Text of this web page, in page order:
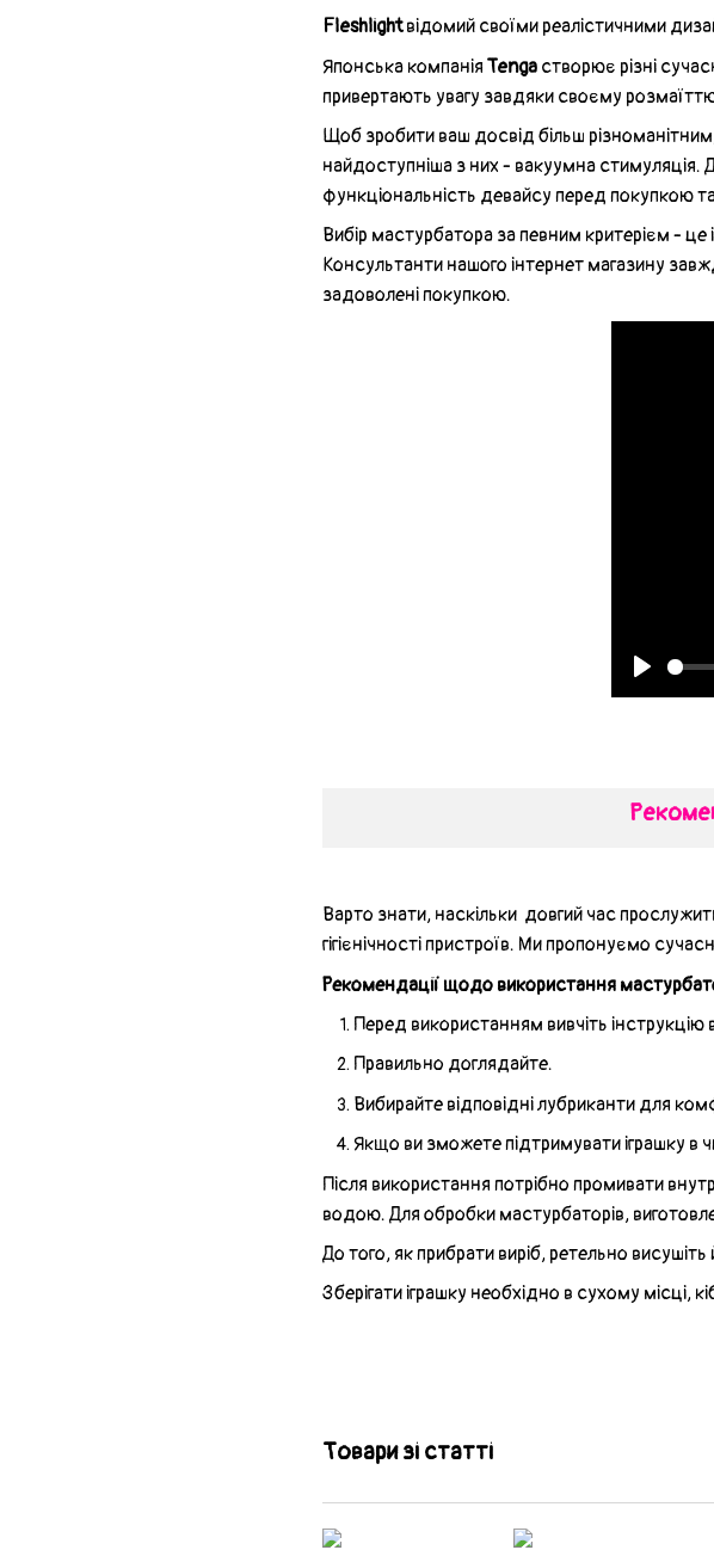
Fleshlightвідомий своїми реалістичними
Японська компанія Tenga створює різні
привертають увагу завдяки своєму
Щоб зробити ваш досвід більш
найдоступніша з них - вакуумна стимуляція.
функціональність девайсу перед покупкою
Вибір мастурбатора за певним критерієм -
Консультанти нашого інтернет магазину
задоволені покупкою.
Варто знати, наскільки довгий час
гігієнічності пристроїв. Ми пропонуємо
Рекомендації щодо використання
Перед використанням вивчіть
Правильно доглядайте.
Вибирайте відповідні лубриканти для
Якщо ви зможете підтримувати іграшку в
Після використання потрібно промивати
водою. Для обробки мастурбаторів,
До того, як прибрати виріб, ретельно
Зберігати іграшку необхідно в сухому
Товари зі статті